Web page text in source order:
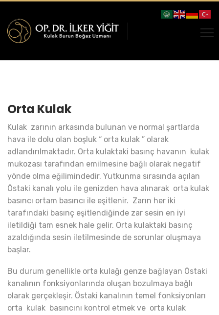
Orta Kulak
Kulak zarının arkasında bulunan ve normal şartlarda
hava ile dolu olan boşluk “ orta kulak ” olarak
adlandırılmaktadır. Orta kulaktaki basınç havanın kulak
mukozası tarafından emilmesine bağlı olarak negatif
yönde olma eğilimindedir. Yutkunma sırasında açılan
Östaki kanalı yolu ile genizden hava alınarak orta kulak
basıncı ortam basıncı ile eşitlenir. Zarın her iki
tarafındaki basınç eşitlendiğinde zar sesin en iyi
iletildiği tam esnek hale gelir. Orta kulaktaki basınç
azaldığında sesin iletilmesinde de sorunlar oluşmaya
başlar.
Bu durum genellikle orta kulağı genze bağlayan Östaki
kanalının fonksiyonlarında oluşan bozulmaya bağlı
olarak gerçekleşir. Östaki kanalının temel fonksiyonları
orta kulak basıncını kontrol etmek ve orta kulak